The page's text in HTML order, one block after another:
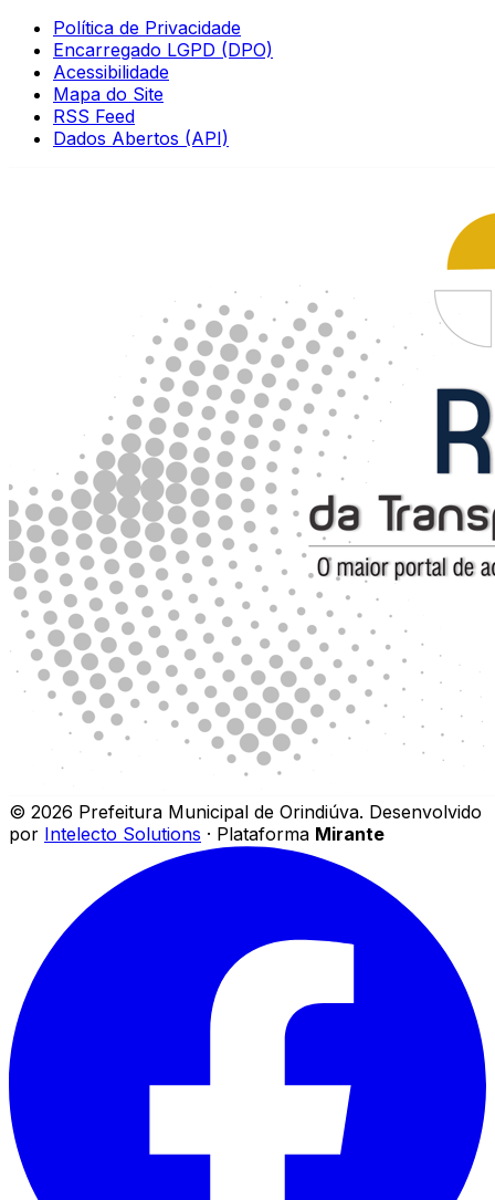
Política de Privacidade
Encarregado LGPD (DPO)
Acessibilidade
Mapa do Site
RSS Feed
Dados Abertos (API)
© 2026 Prefeitura Municipal de Orindiúva. Desenvolvido
por Intelecto Solutions · Plataforma Mirante